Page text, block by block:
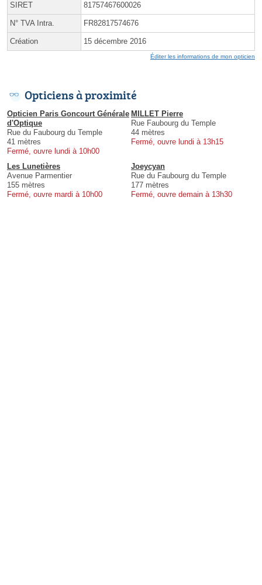
SIRET 81757467600026
N° TVA Intra. FR82817574676
Création 15 décembre 2016
Éditer les informations de mon opticien
Opticiens à proximité
Opticien Paris Goncourt Générale
d'Optique
Rue du Faubourg du Temple
41 mètres
Fermé, ouvre lundi à 10h00
MILLET Pierre
Rue Faubourg du Temple
44 mètres
Fermé, ouvre lundi à 13h15
Les Lunetières
Avenue Parmentier
155 mètres
Fermé, ouvre mardi à 10h00
Joeycyan
Rue du Faubourg du Temple
177 mètres
Fermé, ouvre demain à 13h30